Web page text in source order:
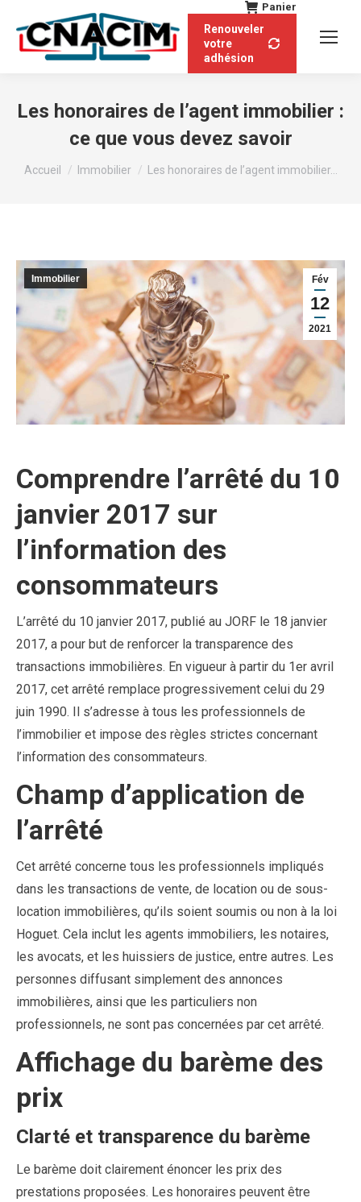
Panier
Renouveler
votre
adhésion
Les honoraires de l’agent immobilier :
ce que vous devez savoir
Vous êtes ici :
Accueil Immobilier Les honoraires de l’agent immobilier…
Fév
12
2021
Immobilier
Comprendre l’arrêté du 10
janvier 2017 sur
l’information des
consommateurs
L’arrêté du 10 janvier 2017, publié au JORF le 18 janvier
2017, a pour but de renforcer la transparence des
transactions immobilières. En vigueur à partir du 1er avril
2017, cet arrêté remplace progressivement celui du 29
juin 1990. Il s’adresse à tous les professionnels de
l’immobilier et impose des règles strictes concernant
l’information des consommateurs.
Champ d’application de
l’arrêté
Cet arrêté concerne tous les professionnels impliqués
dans les transactions de vente, de location ou de sous-
location immobilières, qu’ils soient soumis ou non à la loi
Hoguet. Cela inclut les agents immobiliers, les notaires,
les avocats, et les huissiers de justice, entre autres. Les
personnes diffusant simplement des annonces
immobilières, ainsi que les particuliers non
professionnels, ne sont pas concernées par cet arrêté.
Affichage du barème des
prix
Clarté et transparence du barème
Le barème doit clairement énoncer les prix des
prestations proposées. Les honoraires peuvent être